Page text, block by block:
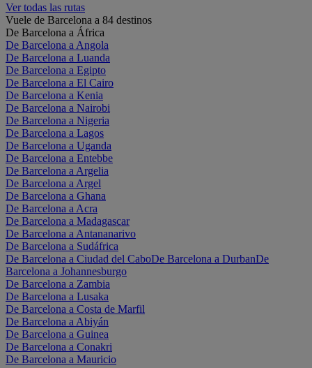
Ver todas las rutas
Vuele de Barcelona a 84 destinos
De Barcelona a África
De Barcelona a Angola
De Barcelona a Luanda
De Barcelona a Egipto
De Barcelona a El Cairo
De Barcelona a Kenia
De Barcelona a Nairobi
De Barcelona a Nigeria
De Barcelona a Lagos
De Barcelona a Uganda
De Barcelona a Entebbe
De Barcelona a Argelia
De Barcelona a Argel
De Barcelona a Ghana
De Barcelona a Acra
De Barcelona a Madagascar
De Barcelona a Antananarivo
De Barcelona a Sudáfrica
De Barcelona a Ciudad del CaboDe Barcelona a DurbanDe
Barcelona a Johannesburgo
De Barcelona a Zambia
De Barcelona a Lusaka
De Barcelona a Costa de Marfil
De Barcelona a Abiyán
De Barcelona a Guinea
De Barcelona a Conakri
De Barcelona a Mauricio